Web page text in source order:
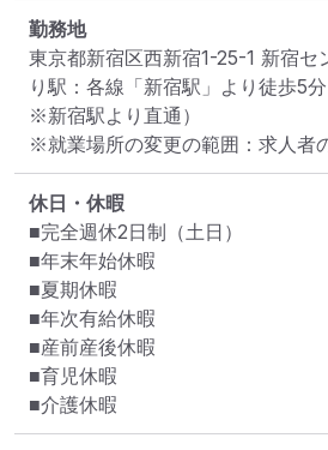
勤務地
東京都新宿区西新宿1-25-1 新宿セ
り駅：各線「新宿駅」より徒歩5
※新宿駅より直通）
※就業場所の変更の範囲：求人者
休日・休暇
■完全週休2日制（土日）
■年末年始休暇
■夏期休暇
■年次有給休暇
■産前産後休暇
■育児休暇
■介護休暇